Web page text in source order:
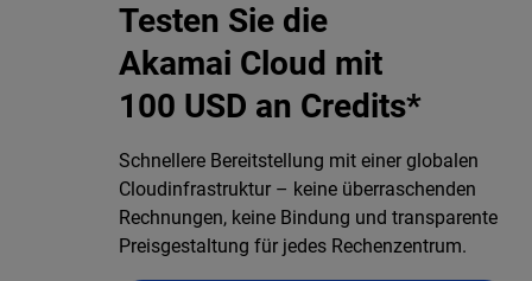
Testen Sie die
Akamai Cloud mit
100 USD an Credits*
Schnellere Bereitstellung mit einer globalen
Cloudinfrastruktur – keine überraschenden
Rechnungen, keine Bindung und transparente
Preisgestaltung für jedes Rechenzentrum.